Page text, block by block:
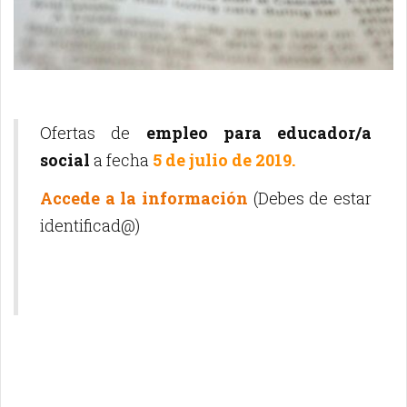
Ofertas de empleo para educador/a
social a fecha 5 de julio de 2019.
Accede a la información (Debes de estar
identificad@)